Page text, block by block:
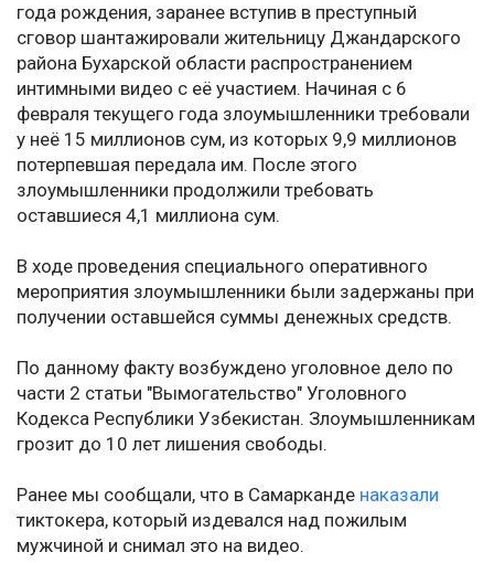
года рождения, заранее вступив в преступный
сговор шантажировали жительницу Джандарского
района Бухарской области распространением
интимными видео с её участием. Начиная с 6
февраля текущего года злоумышленники требовали
у неё 15 миллионов сум, из которых 9,9 миллионов
потерпевшая передала им. После этого
злоумышленники продолжили требовать
оставшиеся 4,1 миллиона сум.
В ходе проведения специального оперативного
мероприятия злоумышленники были задержаны при
получении оставшейся суммы денежных средств.
По данному факту возбуждено уголовное дело по
части 2 статьи "Вымогательство" Уголовного
Кодекса Республики Узбекистан. Злоумышленникам
грозит до 10 лет лишения свободы.
Ранее мы сообщали, что в Самарканде наказали
тиктокера, который издевался над пожилым
мужчиной и снимал это на видео.